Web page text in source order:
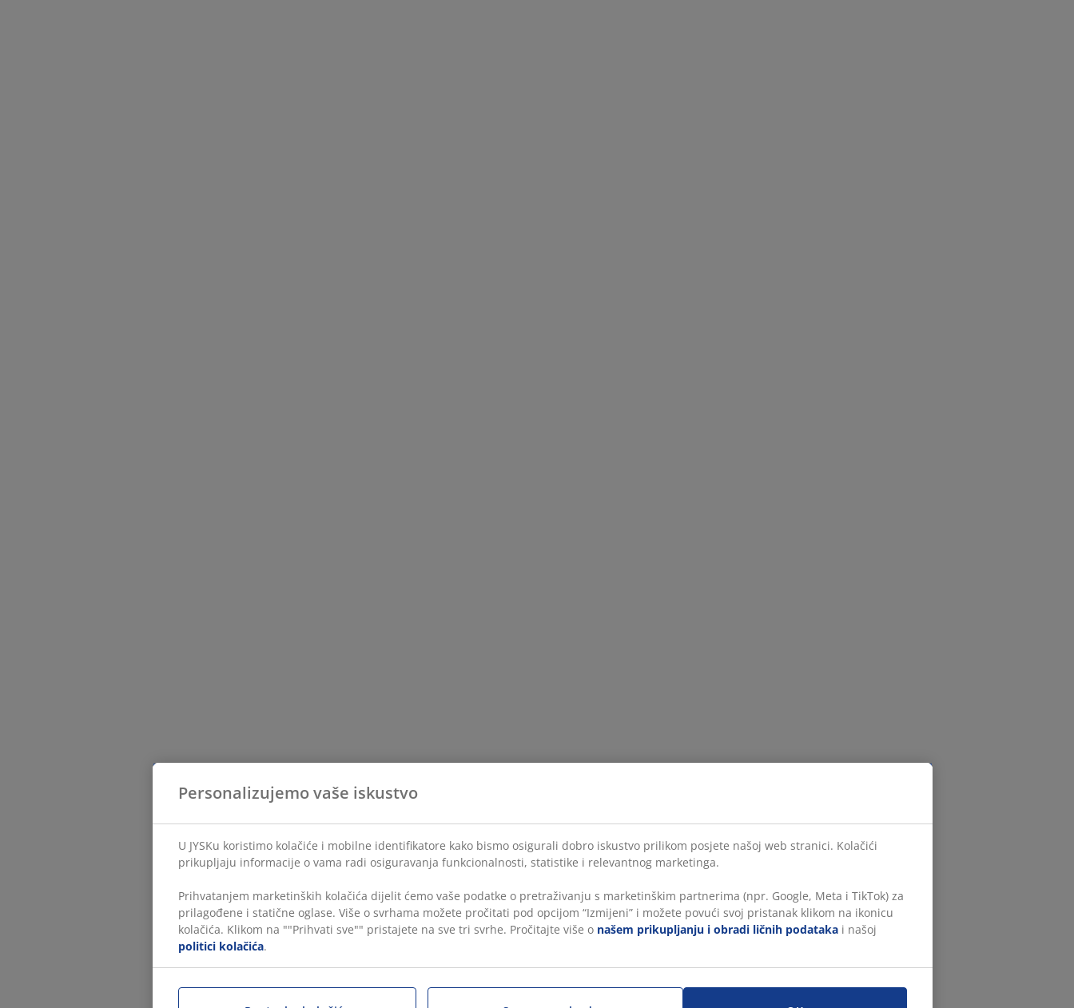
Personalizujemo vaše iskustvo
U JYSKu koristimo kolačiće i mobilne identifikatore kako bismo osigurali dobro iskustvo prilikom posjete našoj web stranici. Kolačići
prikupljaju informacije o vama radi osiguravanja funkcionalnosti, statistike i relevantnog marketinga.
Prihvatanjem marketinških kolačića dijelit ćemo vaše podatke o pretraživanju s marketinškim partnerima (npr. Google, Meta i TikTok) za
prilagođene i statične oglase. Više o svrhama možete pročitati pod opcijom “Izmijeni” i možete povući svoj pristanak klikom na ikonicu
kolačića. Klikom na ""Prihvati sve"" pristajete na sve tri svrhe. Pročitajte više o našem prikupljanju i obradi ličnih podataka i našoj
politici kolačića.